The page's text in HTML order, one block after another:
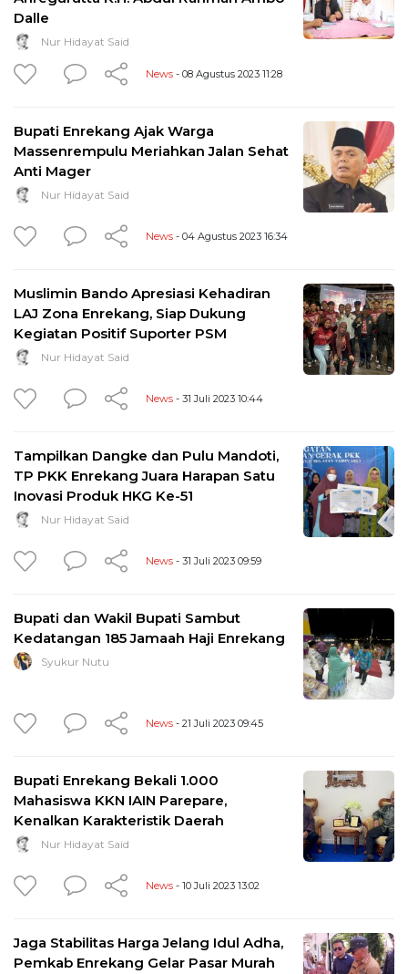
Dalle
Nur Hidayat Said
News - 08 Agustus 2023 11:28
Bupati Enrekang Ajak Warga
Massenrempulu Meriahkan Jalan Sehat
Anti Mager
Nur Hidayat Said
News - 04 Agustus 2023 16:34
Muslimin Bando Apresiasi Kehadiran
LAJ Zona Enrekang, Siap Dukung
Kegiatan Positif Suporter PSM
Nur Hidayat Said
News - 31 Juli 2023 10:44
Tampilkan Dangke dan Pulu Mandoti,
TP PKK Enrekang Juara Harapan Satu
Inovasi Produk HKG Ke-51
Nur Hidayat Said
News - 31 Juli 2023 09:59
Bupati dan Wakil Bupati Sambut
Kedatangan 185 Jamaah Haji Enrekang
Syukur Nutu
News - 21 Juli 2023 09:45
Bupati Enrekang Bekali 1.000
Mahasiswa KKN IAIN Parepare,
Kenalkan Karakteristik Daerah
Nur Hidayat Said
News - 10 Juli 2023 13:02
Jaga Stabilitas Harga Jelang Idul Adha,
Pemkab Enrekang Gelar Pasar Murah